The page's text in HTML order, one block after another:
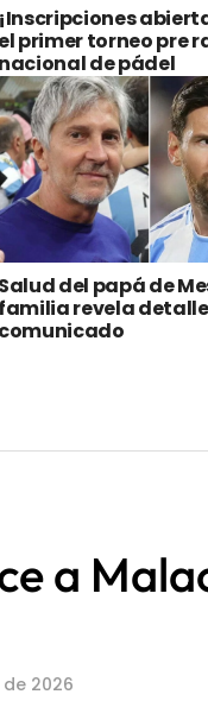
¡Inscripciones
el primer torneo pre
nacional de pádel
Salud del papá de
familia revela
comunicado
a
2026